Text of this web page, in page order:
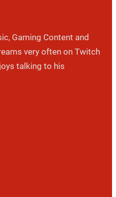
Gaming Content and
very often on Twitch
talking to his